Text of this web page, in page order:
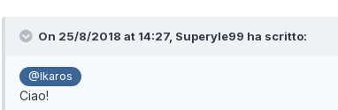
On 25/8/2018 at 14:27, Superyle99 ha scritto:
@Ikaros
Ciao!